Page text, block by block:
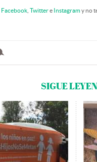
Facebook Twittere Instagramy no
SIGUE